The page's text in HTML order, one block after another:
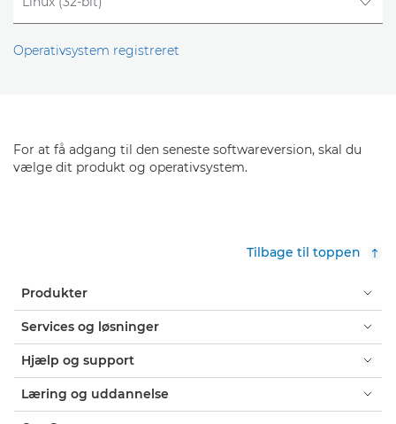
Operativsystem registreret
For at få adgang til den seneste softwareversion, skal du
vælge dit produkt og operativsystem.
Tilbage til toppen
Produkter
Services og løsninger
Hjælp og support
Læring og uddannelse